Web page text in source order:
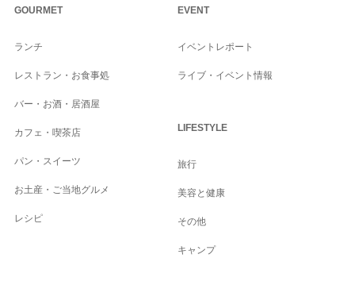
GOURMET
ランチ
レストラン・お食事処
バー・お酒・居酒屋
カフェ・喫茶店
パン・スイーツ
お土産・ご当地グルメ
レシピ
EVENT
イベントレポート
ライブ・イベント情報
LIFESTYLE
旅行
美容と健康
その他
キャンプ